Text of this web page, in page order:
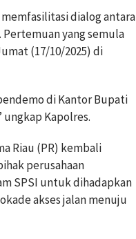
dialog antara
yang semula
(17/10/2025) di
di Kantor Bupati
ungkap Kapolres.
Riau (PR) kembali
perusahaan
SPSI untuk dihadapkan
akses jalan menuju